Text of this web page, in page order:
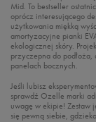
Mid. To bestseller
oprócz interesującego
użytkowania miękką
amortyzacyjne pianki
ekologicznej skóry.
przyczepna do
panelach bocznych.
Jeśli lubisz
sprawdź Ozelle marki
uwagę w ekipie! Zestaw
się pewną siebie,